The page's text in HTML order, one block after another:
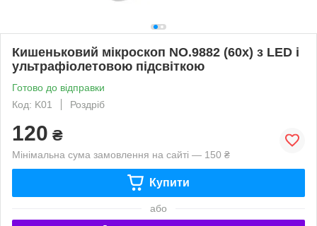
Кишеньковий мікроскоп NO.9882 (60x) з LED і
ультрафіолетовою підсвіткою
Готово до відправки
Код: K01
Роздріб
120 ₴
Мінімальна сума замовлення на сайті — 150 ₴
Купити
або